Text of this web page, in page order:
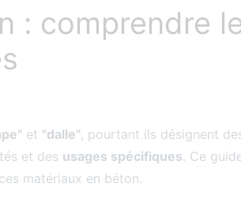
: comprendre
et "dalle", pourtant ils désignent
et des usages spécifiques. Ce
matériaux en béton.